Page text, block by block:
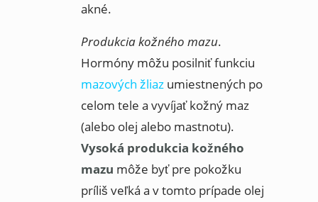
akné.
Produkcia kožného mazu.
Hormóny môžu posilniť funkciu
mazových žliaz umiestnených po
celom tele a vyvíjať kožný maz
(alebo olej alebo mastnotu).
Vysoká produkcia kožného
mazu môže byť pre pokožku
príliš veľká a v tomto prípade olej